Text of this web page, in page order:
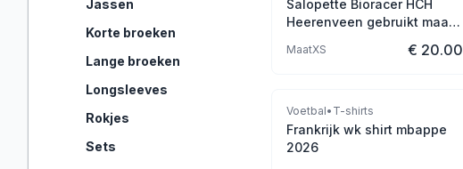
Jassen
Korte broeken
Lange broeken
Longsleeves
Rokjes
Sets
Salopette Bioracer HCH
Heerenveen gebruikt maat
MaatXS € 20.00
Voetbal• T-shirts
Frankrijk wk shirt mbappe
2026